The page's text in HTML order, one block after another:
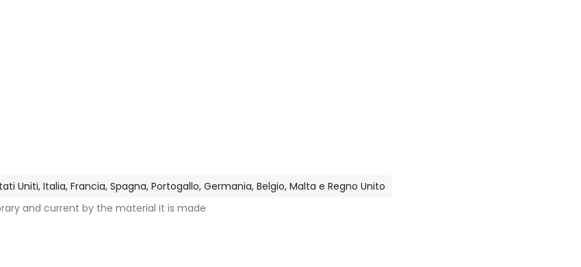
Uniti, Italia, Francia, Spagna, Portogallo, Germania, Belgio, Malta e Regno Unito
and current by the material it is made